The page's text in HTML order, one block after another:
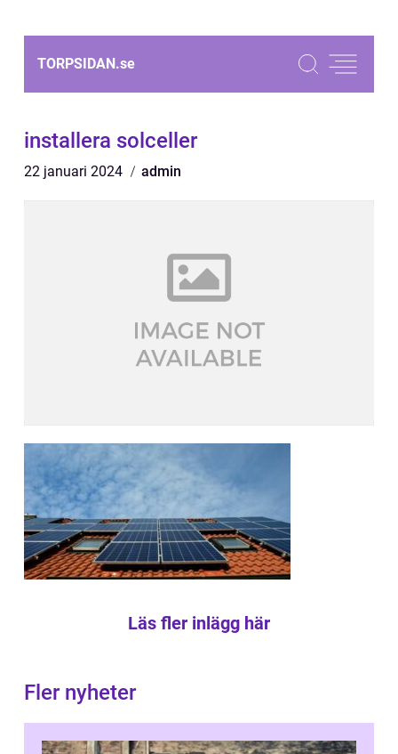
TORPSIDAN.se
installera solceller
22 januari 2024 admin
Läs fler inlägg här
Fler nyheter